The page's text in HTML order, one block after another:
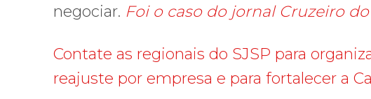
negociar. Foi o caso do jornal Cruzeiro do
Contate as regionais do SJSP para
reajuste por empresa e para fortalecer a